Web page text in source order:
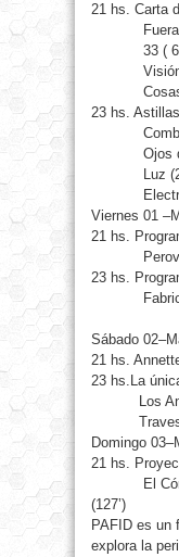
21 hs. Carta
Fuera de
33 (
Visión
Cosas
23 hs.
Ojos del
Luz
Viernes 01
21 hs.
Perovic
23 hs.
Fabrica
Sábado
21 hs.
23 hs.La
Los
Travesía
Domingo
21 hs.
El Cóndor
(127’)
PAFID es un
explora la